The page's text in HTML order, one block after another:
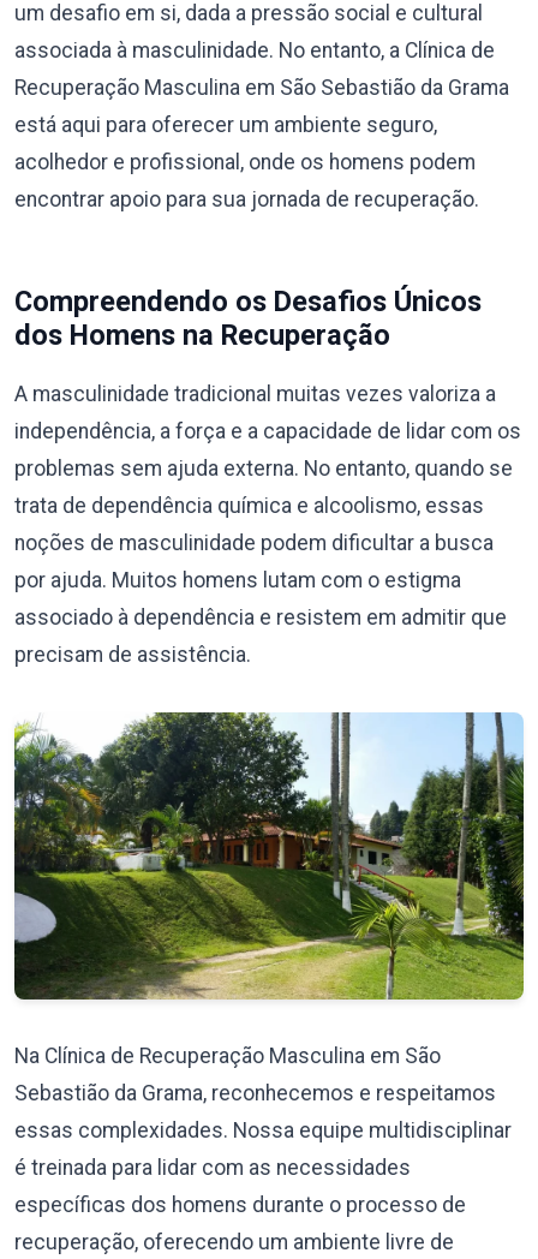
um desafio em si, dada a pressão social e cultural
associada à masculinidade. No entanto, a Clínica de
Recuperação Masculina em São Sebastião da Grama
está aqui para oferecer um ambiente seguro,
acolhedor e profissional, onde os homens podem
encontrar apoio para sua jornada de recuperação.
Compreendendo os Desafios Únicos
dos Homens na Recuperação
A masculinidade tradicional muitas vezes valoriza a
independência, a força e a capacidade de lidar com os
problemas sem ajuda externa. No entanto, quando se
trata de dependência química e alcoolismo, essas
noções de masculinidade podem dificultar a busca
por ajuda. Muitos homens lutam com o estigma
associado à dependência e resistem em admitir que
precisam de assistência.
Na Clínica de Recuperação Masculina em São
Sebastião da Grama, reconhecemos e respeitamos
essas complexidades. Nossa equipe multidisciplinar
é treinada para lidar com as necessidades
específicas dos homens durante o processo de
recuperação, oferecendo um ambiente livre de